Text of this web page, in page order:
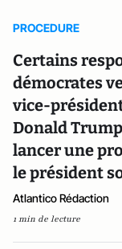
PROCEDURE
Certains
démocrates
vice-
Donald
lancer une
le président
Atlantico Rédaction
1 min de lecture